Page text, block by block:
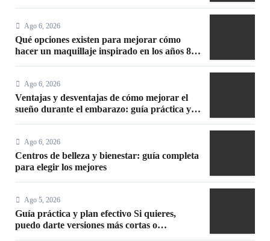
Ago 6, 2026
Qué opciones existen para mejorar cómo
hacer un maquillaje inspirado en los años 80:
Ago 6, 2026
Ventajas y desventajas de cómo mejorar el
sueño durante el embarazo: guía práctica y
Ago 6, 2026
Centros de belleza y bienestar: guía completa
para elegir los mejores
Ago 5, 2026
Guía práctica y plan efectivo Si quieres,
puedo darte versiones más cortas o